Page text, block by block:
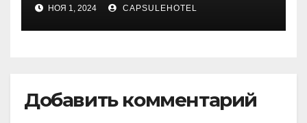
НОЯ 1, 2024 CAPSULEHOTEL
Добавить комментарий